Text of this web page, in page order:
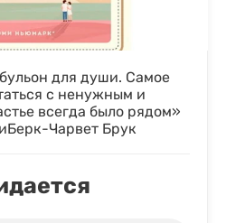
для души. Самое
с ненужным и
всегда было рядом»
Чарвет Брук